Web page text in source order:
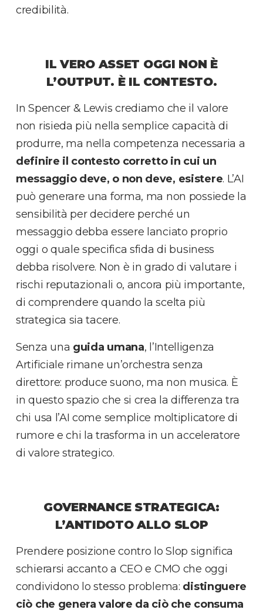
credibilità.
IL VERO ASSET OGGI NON È
L’OUTPUT. È IL CONTESTO.
In Spencer & Lewis crediamo che il valore
non risieda più nella semplice capacità di
produrre, ma nella competenza necessaria a
definire il contesto corretto in cui un
messaggio deve, o non deve, esistere. L’AI
può generare una forma, ma non possiede la
sensibilità per decidere perché un
messaggio debba essere lanciato proprio
oggi o quale specifica sfida di business
debba risolvere. Non è in grado di valutare i
rischi reputazionali o, ancora più importante,
di comprendere quando la scelta più
strategica sia tacere.
Senza una guida umana, l’Intelligenza
Artificiale rimane un’orchestra senza
direttore: produce suono, ma non musica. È
in questo spazio che si crea la differenza tra
chi usa l’AI come semplice moltiplicatore di
rumore e chi la trasforma in un acceleratore
di valore strategico.
GOVERNANCE STRATEGICA:
L’ANTIDOTO ALLO SLOP
Prendere posizione contro lo Slop significa
schierarsi accanto a CEO e CMO che oggi
condividono lo stesso problema: distinguere
ciò che genera valore da ciò che consuma